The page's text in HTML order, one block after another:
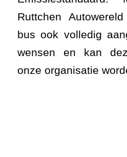
Ruttchen
bus ook volledig
wensen en kan
onze organisatie